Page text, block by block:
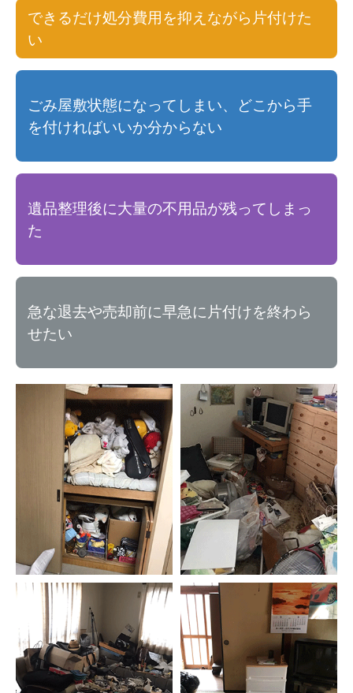
できるだけ処分費用を抑えながら片付けた
い
ごみ屋敷状態になってしまい、どこから手
を付ければいいか分からない
遺品整理後に大量の不用品が残ってしまっ
た
急な退去や売却前に早急に片付けを終わら
せたい